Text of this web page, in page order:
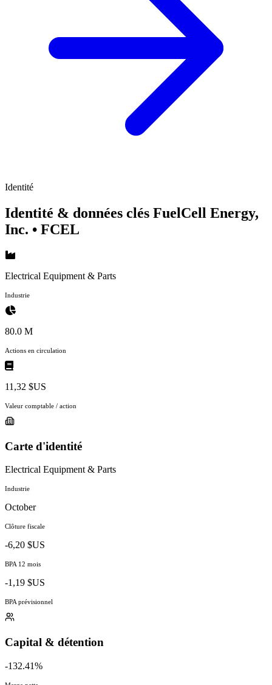
Identité
Identité & données clés FuelCell Energy,
Inc. • FCEL
Electrical Equipment & Parts
Industrie
80.0 M
Actions en circulation
11,32 $US
Valeur comptable / action
Carte d'identité
Electrical Equipment & Parts
Industrie
October
Clôture fiscale
-6,20 $US
BPA 12 mois
-1,19 $US
BPA prévisionnel
Capital & détention
-132.41%